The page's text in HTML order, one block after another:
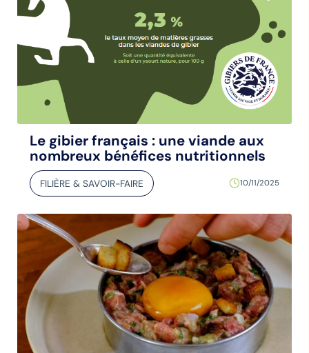
Le gibier français : une viande aux
nombreux bénéfices nutritionnels
FILIÈRE & SAVOIR-FAIRE 10/11/2025